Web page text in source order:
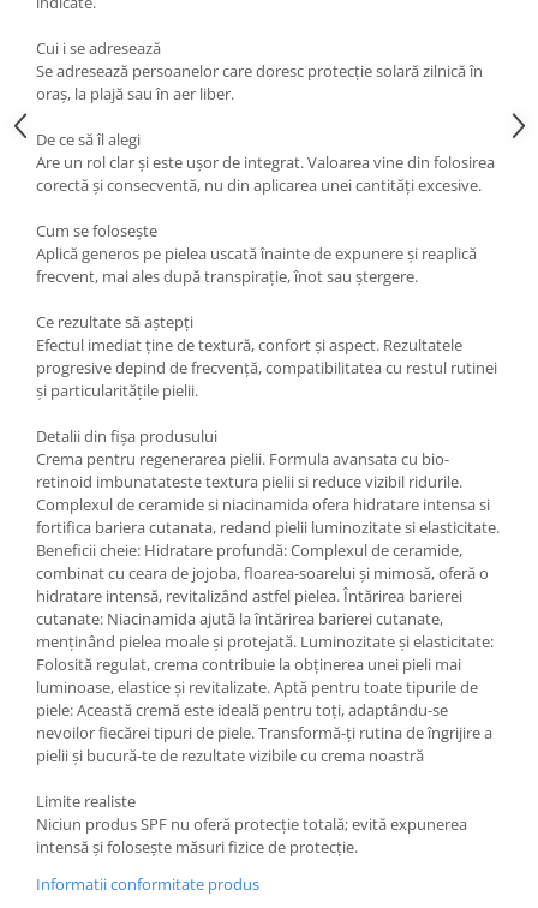
Cui i se adresează
Se adresează persoanelor care doresc protecție solară zilnică în
oraș, la plajă sau în aer liber.
De ce să îl alegi
Are un rol clar și este ușor de integrat. Valoarea vine din folosirea
corectă și consecventă, nu din aplicarea unei cantități excesive.
Cum se folosește
Aplică generos pe pielea uscată înainte de expunere și reaplică
frecvent, mai ales după transpirație, înot sau ștergere.
Ce rezultate să aștepți
Efectul imediat ține de textură, confort și aspect. Rezultatele
progresive depind de frecvență, compatibilitatea cu restul rutinei
și particularitățile pielii.
Detalii din fișa produsului
Crema pentru regenerarea pielii. Formula avansata cu bio-
retinoid imbunatateste textura pielii si reduce vizibil ridurile.
Complexul de ceramide si niacinamida ofera hidratare intensa si
fortifica bariera cutanata, redand pielii luminozitate si elasticitate.
Beneficii cheie: Hidratare profundă: Complexul de ceramide,
combinat cu ceara de jojoba, floarea-soarelui și mimosă, oferă o
hidratare intensă, revitalizând astfel pielea. Întărirea barierei
cutanate: Niacinamida ajută la întărirea barierei cutanate,
menținând pielea moale și protejată. Luminozitate și elasticitate:
Folosită regulat, crema contribuie la obținerea unei pieli mai
luminoase, elastice și revitalizate. Aptă pentru toate tipurile de
piele: Această cremă este ideală pentru toți, adaptându-se
nevoilor fiecărei tipuri de piele. Transformă-ți rutina de îngrijire a
pielii și bucură-te de rezultate vizibile cu crema noastră
Limite realiste
Niciun produs SPF nu oferă protecție totală; evită expunerea
intensă și folosește măsuri fizice de protecție.
Informatii conformitate produs